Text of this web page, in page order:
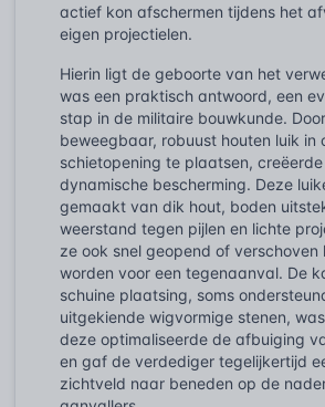
actief kon afschermen tijdens het
eigen projectielen.
Hierin ligt de geboorte van het
was een praktisch antwoord, een
stap in de militaire bouwkunde.
beweegbaar, robuust houten luik in
schietopening te plaatsen, creëerde
dynamische bescherming. Deze
gemaakt van dik hout, boden
weerstand tegen pijlen en lichte
ze ook snel geopend of verschoven
worden voor een tegenaanval. De
schuine plaatsing, soms
uitgekiende wigvormige stenen,
deze optimaliseerde de afbuiging
en gaf de verdediger tegelijkertijd
zichtveld naar beneden op de